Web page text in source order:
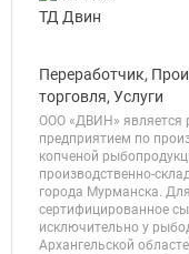
Переработчик,
торговля, Услуги
ООО «ДВИН» является
предприятием по
копченой
производственно-
города Мурманска.
сертифицированное
исключительно у
Архангельской